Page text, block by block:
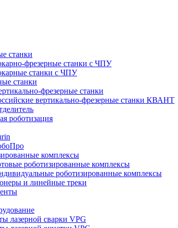
станки
фрезерные станки c ЧПУ
станки с ЧПУ
станки
фрезерные станки
вертикально-фрезерные станки КВАНТ
роботизация
комплексы
роботизированные комплексы
роботизированные комплексы
и линейные треки
лазерной сварки VPG